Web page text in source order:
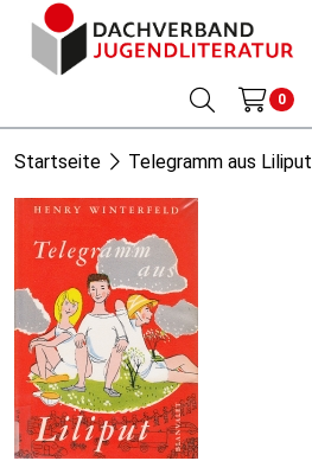
0
Startseite Telegramm aus Liliput